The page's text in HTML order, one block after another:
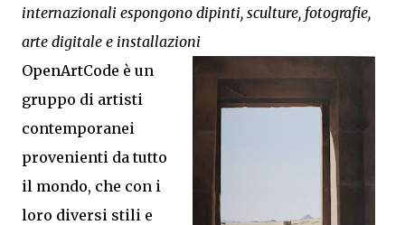
internazionali espongono dipinti, sculture, fotografie,
arte digitale e installazioni
OpenArtCode è un
gruppo di artisti
contemporanei
provenienti da tutto
il mondo, che con i
loro diversi stili e